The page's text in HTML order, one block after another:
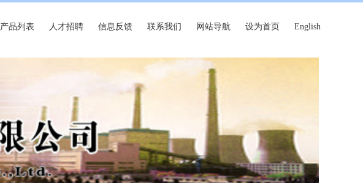
产品列表 人才招聘 信息反馈 联系我们 网站导航 设为首页 English